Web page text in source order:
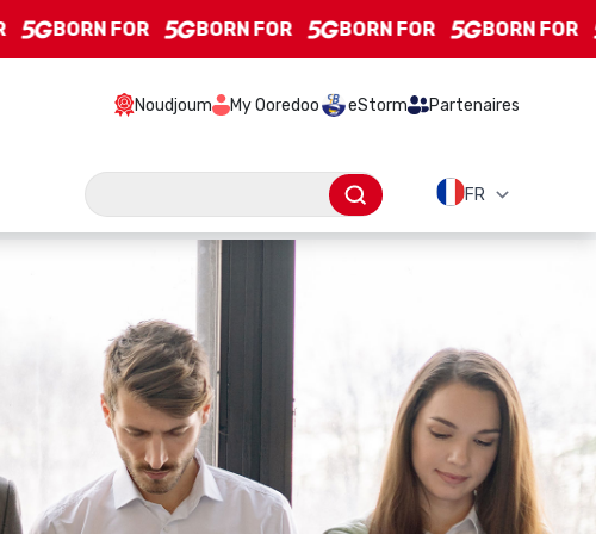
BORN FOR BORN FOR BORN FOR BORN FOR
Noudjoum My Ooredoo eStorm Partenaires
Barre de recherche